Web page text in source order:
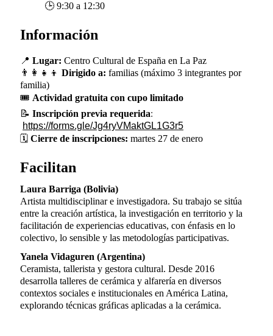
🕒 9:30 a 12:30
Información
📍 Lugar: Centro Cultural de España en La Paz
👨‍👩‍👧‍👦 Dirigido a: familias (máximo 3 integrantes por
familia)
🎟️ Actividad gratuita con cupo limitado
📝 Inscripción previa requerida:
https://forms.gle/Jg4ryVMaktGL1G3r5
🗓️ Cierre de inscripciones: martes 27 de enero
Facilitan
Laura Barriga (Bolivia)
Artista multidisciplinar e investigadora. Su trabajo se sitúa
entre la creación artística, la investigación en territorio y la
facilitación de experiencias educativas, con énfasis en lo
colectivo, lo sensible y las metodologías participativas.
Yanela Vidaguren (Argentina)
Ceramista, tallerista y gestora cultural. Desde 2016
desarrolla talleres de cerámica y alfarería en diversos
contextos sociales e institucionales en América Latina,
explorando técnicas gráficas aplicadas a la cerámica.